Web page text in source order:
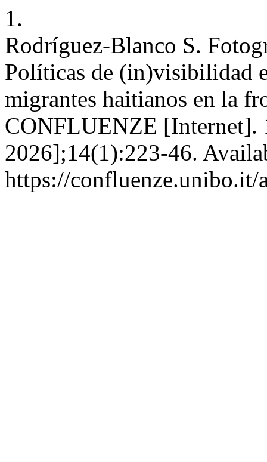
1.
Rodríguez-Blanco S.
Políticas de (in)visibilidad
migrantes haitianos en la
CONFLUENZE [Internet].
2026];14(1):223-46.
https://